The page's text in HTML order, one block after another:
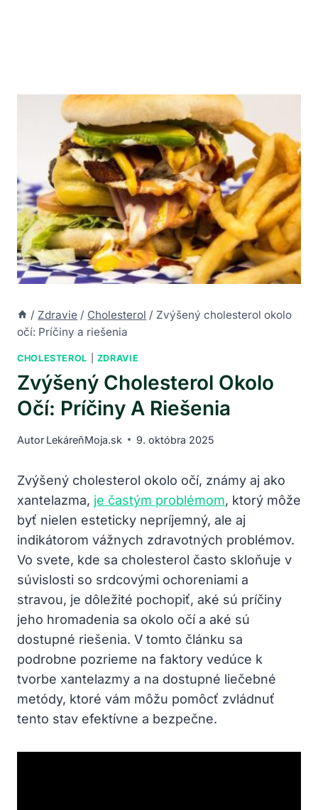
/ Zdravie / Cholesterol / Zvýšený cholesterol okolo
očí: Príčiny a riešenia
CHOLESTEROL ZDRAVIE
Zvýšený Cholesterol Okolo
Očí: Príčiny A Riešenia
Autor LekáreňMoja.sk 9. októbra 2025
Zvýšený cholesterol okolo očí, známy ‌aj ako
xantelazma,‍ je častým problémom, ktorý môže
byť nielen esteticky nepríjemný, ale aj
indikátorom vážnych zdravotných problémov.
Vo svete, kde sa cholesterol často skloňuje v
⁣súvislosti so srdcovými⁣ ochoreniami⁤ a
stravou, je dôležité pochopiť, aké sú príčiny
jeho ‌hromadenia sa ‌okolo očí a aké sú
dostupné riešenia.​ V tomto článku sa
podrobne pozrieme‌ na‍ faktory vedúce k
tvorbe xantelazmy a ⁢na dostupné liečebné
metódy, ktoré vám môžu pomôcť ⁣zvládnuť
‌tento stav efektívne a bezpečne.